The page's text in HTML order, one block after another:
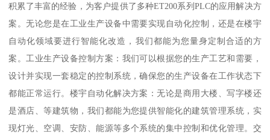
积累了丰富的经验，为客户提供了多种ET200系列PLC的应用解决方
案。无论您是在工业生产设备中需要实现自动化控制，还是在楼宇
自动化领域要进行智能化改造，我们都能为您量身定制合适的方
案。工业生产设备控制方案：我们可以根据您的生产工艺和需要，
设计并实现一套稳定的控制系统，确保您的生产设备在工作状态下
都能正常运行。楼宇自动化解决方案：无论是商用大楼、写字楼还
是酒店、等建筑物，我们都能为您提供智能化的建筑管理系统，实
现灯光、空调、安防、能源等多个系统的集中控制和优化管理。交